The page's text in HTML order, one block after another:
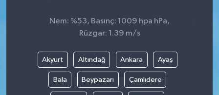
Nem: %53, Basınç: 1009 hpa hPa,
Rüzgar: 1.39 m/s
Akyurt Altındağ Ankara Ayaş
Bala Beypazarı Çamlıdere